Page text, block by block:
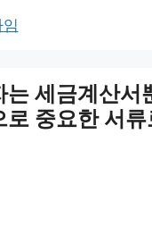
는 세금계산서
로 중요한 서